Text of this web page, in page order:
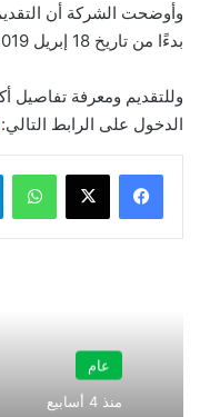
وأوضحت الشركة أن
بدءًا من تاريخ 18 إبريل 2019م.
وللتقديم ومعرفة تفاصيل
الدخول على الرابط
عام
منذ 4 أسابيع